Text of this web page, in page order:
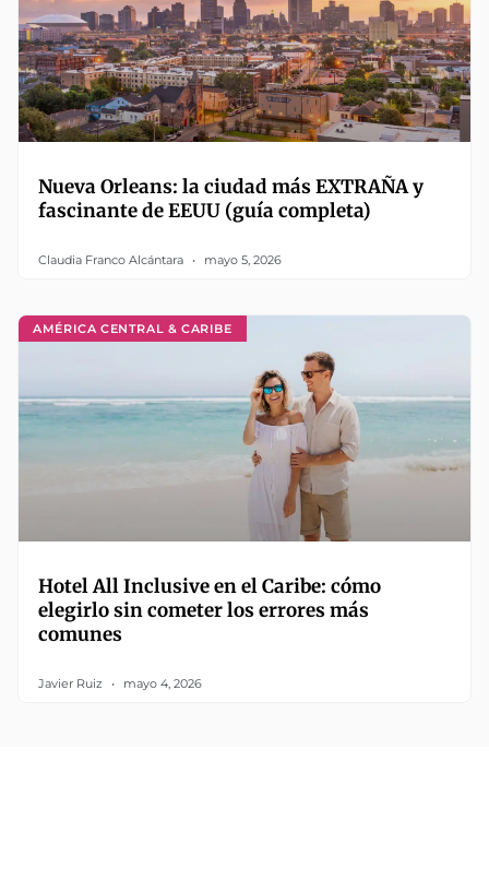
Nueva Orleans: la ciudad más EXTRAÑA y
fascinante de EEUU (guía completa)
Claudia Franco Alcántara mayo 5, 2026
AMÉRICA CENTRAL & CARIBE
Hotel All Inclusive en el Caribe: cómo
elegirlo sin cometer los errores más
comunes
Javier Ruiz mayo 4, 2026